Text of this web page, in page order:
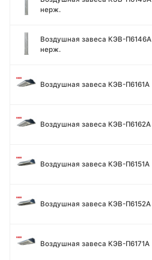
нерж.
Воздушная завеса КЭВ-П6146A
нерж.
Воздушная завеса КЭВ-П6161А
Воздушная завеса КЭВ-П6162А
Воздушная завеса КЭВ-П6151А
Воздушная завеса КЭВ-П6152А
Воздушная завеса КЭВ-П6171А